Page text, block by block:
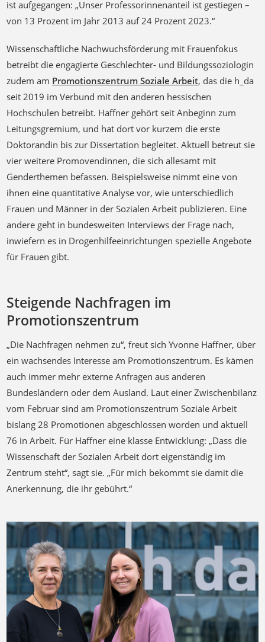
ist aufgegangen: „Unser Professorinnenanteil ist gestiegen –
von 13 Prozent im Jahr 2013 auf 24 Prozent 2023.“
Wissenschaftliche Nachwuchsförderung mit Frauenfokus
betreibt die engagierte Geschlechter- und Bildungssoziologin
zudem am Promotionszentrum Soziale Arbeit, das die h_da
seit 2019 im Verbund mit den anderen hessischen
Hochschulen betreibt. Haffner gehört seit Anbeginn zum
Leitungsgremium, und hat dort vor kurzem die erste
Doktorandin bis zur Dissertation begleitet. Aktuell betreut sie
vier weitere Promovendinnen, die sich allesamt mit
Genderthemen befassen. Beispielsweise nimmt eine von
ihnen eine quantitative Analyse vor, wie unterschiedlich
Frauen und Männer in der Sozialen Arbeit publizieren. Eine
andere geht in bundesweiten Interviews der Frage nach,
inwiefern es in Drogenhilfeeinrichtungen spezielle Angebote
für Frauen gibt.
Steigende Nachfragen im
Promotionszentrum
„Die Nachfragen nehmen zu“, freut sich Yvonne Haffner, über
ein wachsendes Interesse am Promotionszentrum. Es kämen
auch immer mehr externe Anfragen aus anderen
Bundesländern oder dem Ausland. Laut einer Zwischenbilanz
vom Februar sind am Promotionszentrum Soziale Arbeit
bislang 28 Promotionen abgeschlossen worden und aktuell
76 in Arbeit. Für Haffner eine klasse Entwicklung: „Dass die
Wissenschaft der Sozialen Arbeit dort eigenständig im
Zentrum steht“, sagt sie. „Für mich bekommt sie damit die
Anerkennung, die ihr gebührt.“